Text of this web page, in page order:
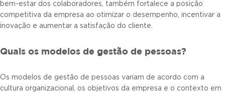
bem-estar dos colaboradores, também fortalece a posição
competitiva da empresa ao otimizar o desempenho, incentivar a
inovação e aumentar a satisfação do cliente.
Quais os modelos de gestão de pessoas?
Os modelos de gestão de pessoas variam de acordo com a
cultura organizacional, os objetivos da empresa e o contexto em